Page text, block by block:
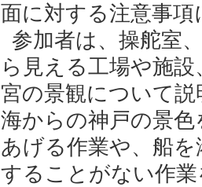
面に対する注意事
参加者は、操舵室
ら見える工場や施
宮の景観について
海からの神戸の景
あげる作業や、船
することがない作